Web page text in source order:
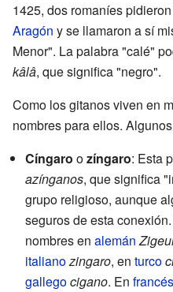
1425, dos romaníes
Aragón y se llamaron a sí
Menor". La palabra "calé"
kâlâ, que significa "negro".
Como los gitanos viven en
nombres para ellos.
Cíngaro ozíngaro: Esta
azínganos, que significa
grupo religioso, aunque
seguros de esta
nombres en alemán
italianozingaro, en turco
gallegocigano. En francés